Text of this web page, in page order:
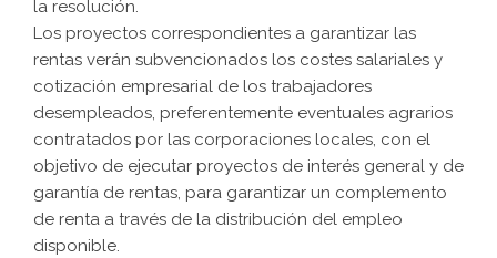
la resolución.
Los proyectos correspondientes a garantizar las
rentas verán subvencionados los costes salariales y
cotización empresarial de los trabajadores
desempleados, preferentemente eventuales agrarios
contratados por las corporaciones locales, con el
objetivo de ejecutar proyectos de interés general y de
garantía de rentas, para garantizar un complemento
de renta a través de la distribución del empleo
disponible.